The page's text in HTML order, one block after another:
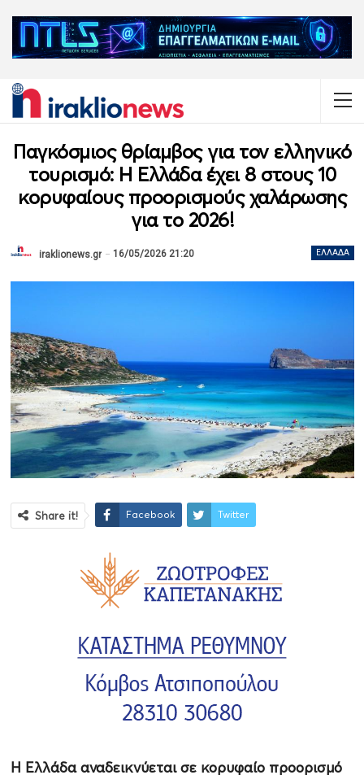
Παγκόσμιος θρίαμβος για τον ελληνικό
τουρισμό: Η Ελλάδα έχει 8 στους 10
κορυφαίους προορισμούς χαλάρωσης
για το 2026!
ΕΛΛΆΔΑ
iraklionews.gr 16/05/2026 21:20
Share it! Facebook Twitter
Η Ελλάδα αναδεικνύεται σε κορυφαίο προορισμό